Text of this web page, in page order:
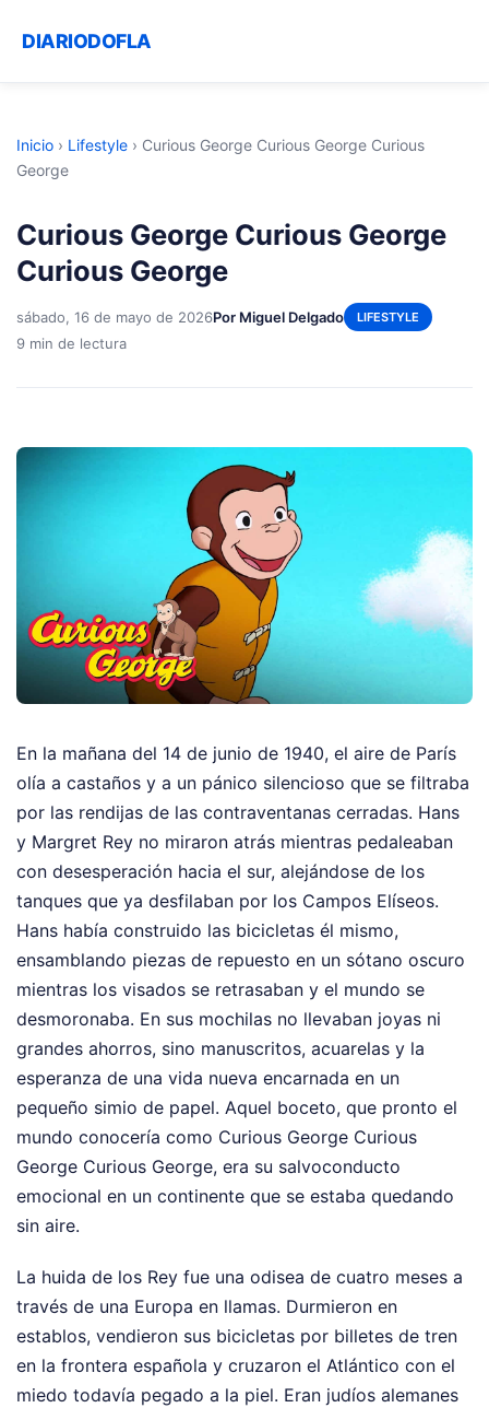
DIARIODOFLA
Inicio › Lifestyle › Curious George Curious George Curious
George
Curious George Curious George
Curious George
sábado, 16 de mayo de 2026Por Miguel Delgado LIFESTYLE
9 min de lectura
En la mañana del 14 de junio de 1940, el aire de París
olía a castaños y a un pánico silencioso que se filtraba
por las rendijas de las contraventanas cerradas. Hans
y Margret Rey no miraron atrás mientras pedaleaban
con desesperación hacia el sur, alejándose de los
tanques que ya desfilaban por los Campos Elíseos.
Hans había construido las bicicletas él mismo,
ensamblando piezas de repuesto en un sótano oscuro
mientras los visados se retrasaban y el mundo se
desmoronaba. En sus mochilas no llevaban joyas ni
grandes ahorros, sino manuscritos, acuarelas y la
esperanza de una vida nueva encarnada en un
pequeño simio de papel. Aquel boceto, que pronto el
mundo conocería como Curious George Curious
George Curious George, era su salvoconducto
emocional en un continente que se estaba quedando
sin aire.
La huida de los Rey fue una odisea de cuatro meses a
través de una Europa en llamas. Durmieron en
establos, vendieron sus bicicletas por billetes de tren
en la frontera española y cruzaron el Atlántico con el
miedo todavía pegado a la piel. Eran judíos alemanes